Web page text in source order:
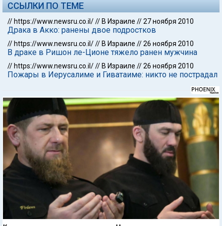
ССЫЛКИ ПО ТЕМЕ
// https://www.newsru.co.il/// В Израиле //27 ноября 2010
Драка в Акко: ранены двое подростков
// https://www.newsru.co.il/// В Израиле //26 ноября 2010
В драке в Ришон ле-Ционе тяжело ранен мужчина
// https://www.newsru.co.il/// В Израиле //26 ноября 2010
Пожары в Иерусалиме и Гиватаиме: никто не пострадал